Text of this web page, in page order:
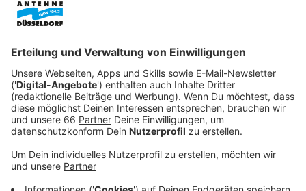
Anzeige
Die konkreten Termine
Anzeige
SC
13. Spieltag: 21.11. - 23.11.2025: F95 – 1. FC